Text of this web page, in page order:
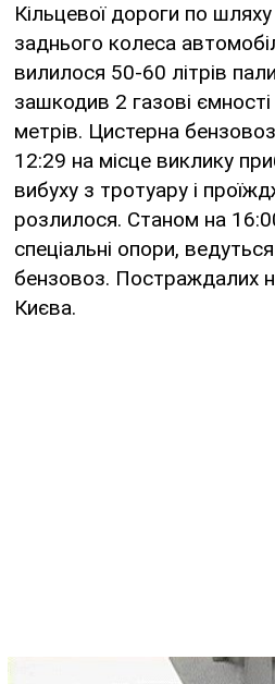
Кільцевої дороги по
заднього колеса
вилилося 50-60 літрів
зашкодив 2 газові
метрів. Цистерна
12:29 на місце виклику
вибуху з тротуару і
розлилося. Станом на
спеціальні опори,
бензовоз. Постраждалих
Києва.